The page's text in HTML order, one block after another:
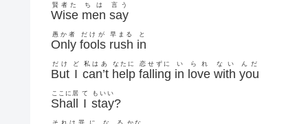
Wise
賢者た
men
ちは
say
言う
Only
愚か者
fools
だけが
rush
早まる
in
と
But
だけ
I
ど
can’t
私はあ
help
なたに
falling
恋せずに
in
い
love
られ
with
ない
you
んだ
Shall
ここに居
I
て
stay
もいい
?
それは罪 に な る かな